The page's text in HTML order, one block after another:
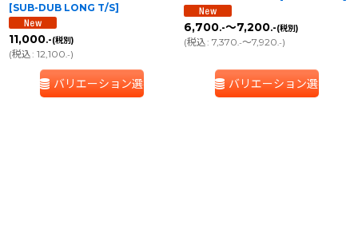
[SUB-DUB LONG T/S]
11,000.-(税別)
(税込: 12,100.-)
バリエーション選択
6,700.-～7,200.-(税別)
(税込: 7,370.-～7,920.-)
バリエーション選択